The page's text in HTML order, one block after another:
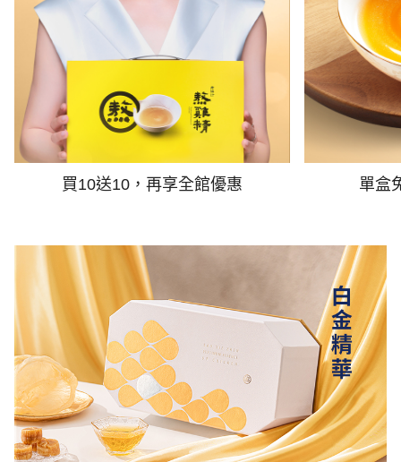
買10送10，再享全館優惠 單盒